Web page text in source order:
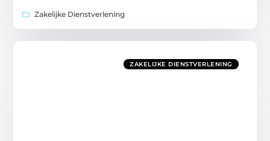
Zakelijke Dienstverlening
ZAKELIJKE DIENSTVERLENING